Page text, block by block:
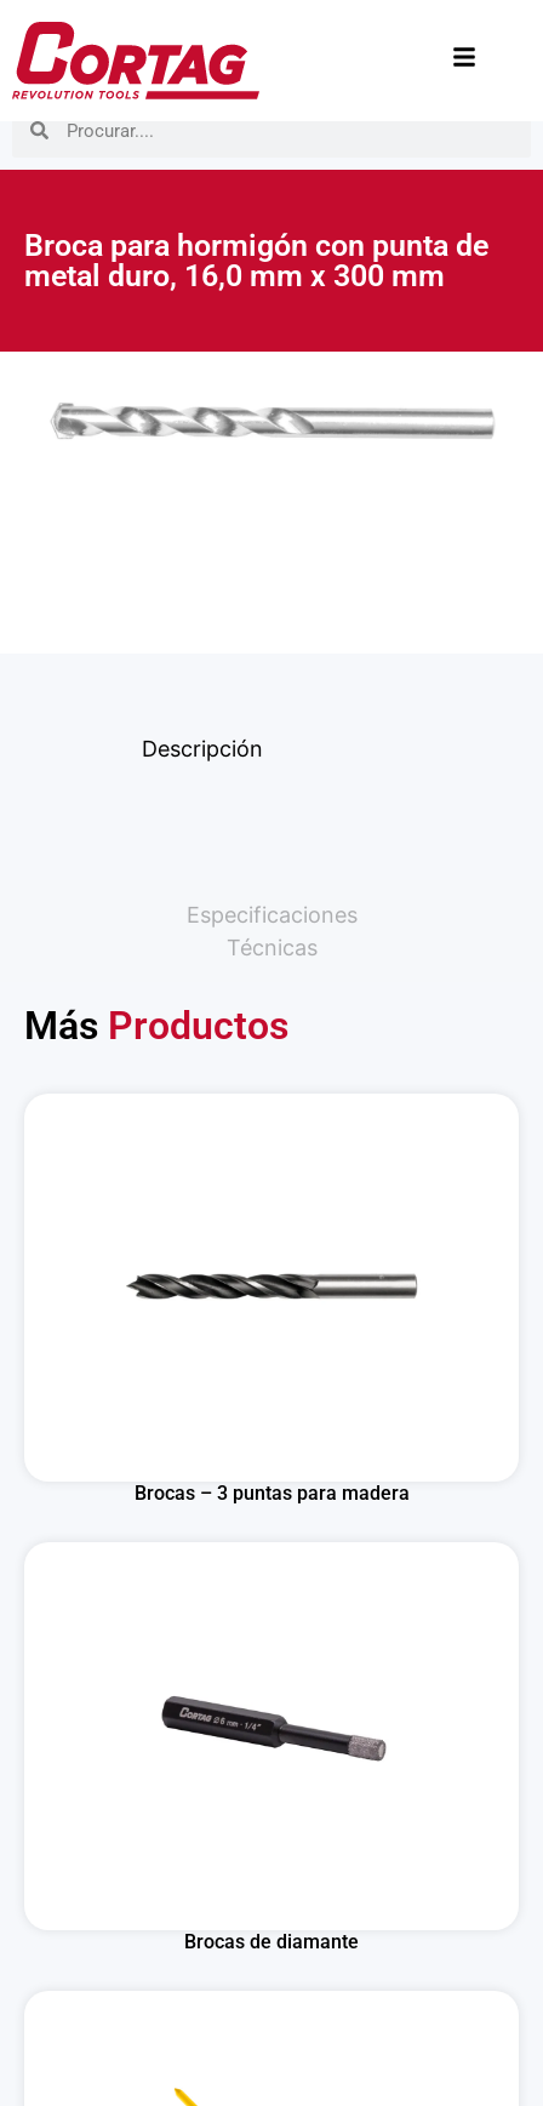
Broca para hormigón con punta de
metal duro, 16,0 mm x 300 mm
Descripción
Especificaciones
Técnicas
Más Productos
Brocas – 3 puntas para madera
Brocas de diamante